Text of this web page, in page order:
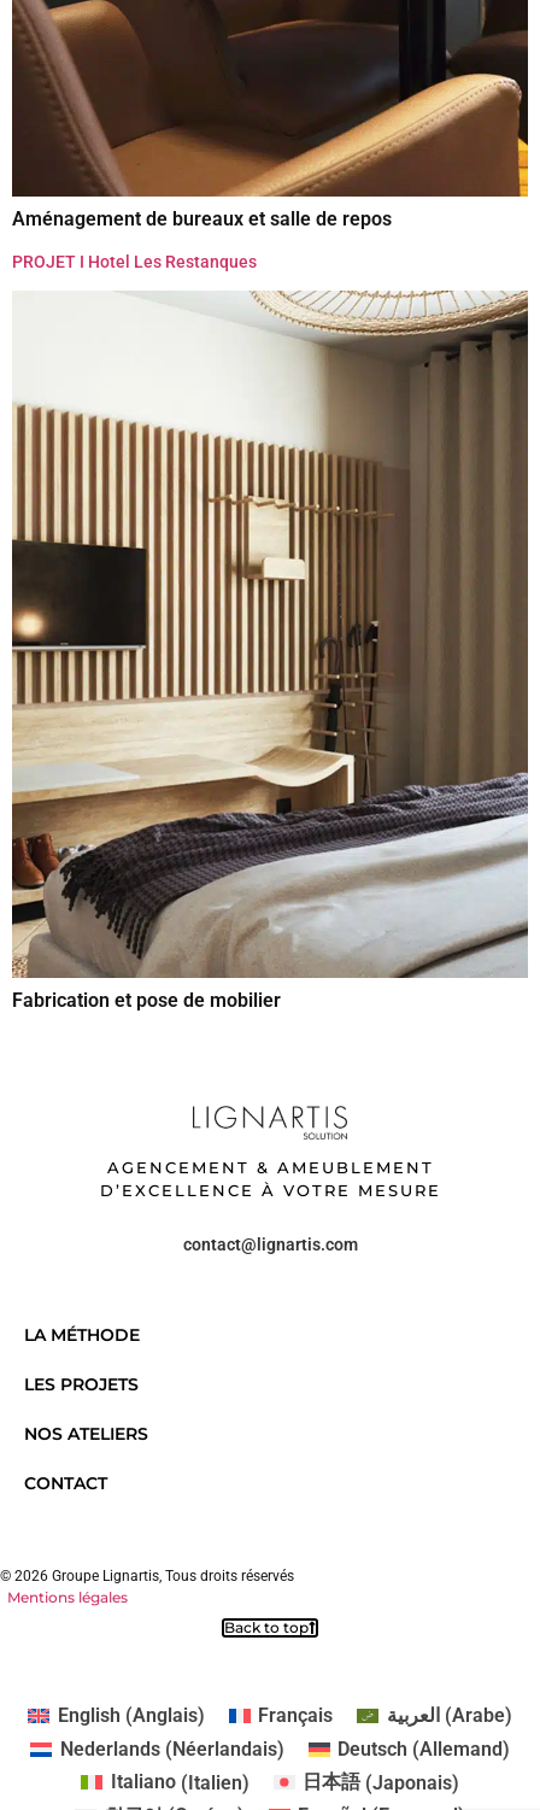
Aménagement de bureaux et salle de repos
PROJET I Hotel Les Restanques
Fabrication et pose de mobilier
AGENCEMENT & AMEUBLEMENT
D’EXCELLENCE À VOTRE MESURE
contact@lignartis.com
LA MÉTHODE
LES PROJETS
NOS ATELIERS
CONTACT
© 2026 Groupe Lignartis, Tous droits réservés
Mentions légales
Back to top
English (Anglais) Français العربية (Arabe)
Nederlands(Néerlandais) Deutsch (Allemand)
Italiano(Italien) 日本語(Japonais)